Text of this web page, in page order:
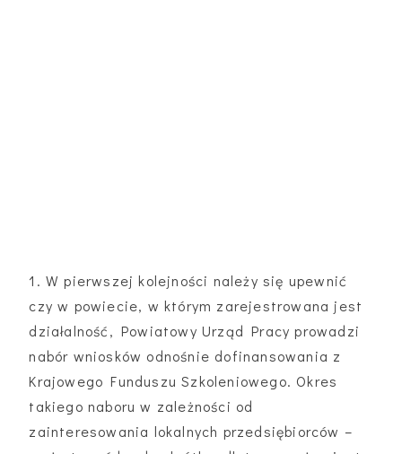
1. W pierwszej kolejności należy się upewnić
czy w powiecie, w którym zarejestrowana jest
działalność, Powiatowy Urząd Pracy prowadzi
nabór wniosków odnośnie dofinansowania z
Krajowego Funduszu Szkoleniowego. Okres
takiego naboru w zależności od
zainteresowania lokalnych przedsiębiorców –